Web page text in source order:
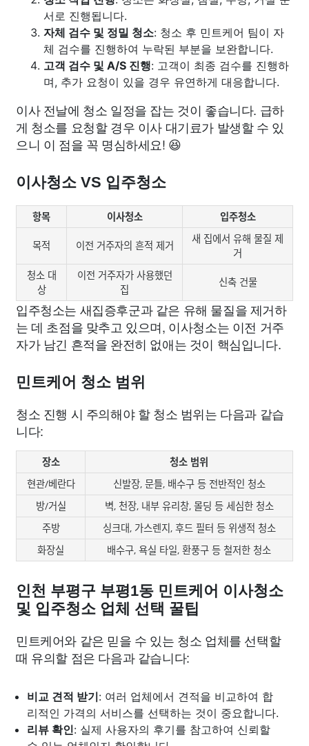
서로 진행됩니다.
자체 검수 및 정밀 청소: 청소 후 민트케어 팀이 자
체 검수를 진행하여 누락된 부분을 보완합니다.
고객 검수 및 A/S 진행: 고객이 최종 검수를 진행하
며, 추가 요청이 있을 경우 유연하게 대응합니다.
이사 전날에 청소 일정을 잡는 것이 좋습니다. 급하
게 청소를 요청할 경우 이사 대기료가 발생할 수 있
으니 이 점을 꼭 명심하세요! 😆
이사청소 VS 입주청소
항목 이사청소 입주청소
목적 이전 거주자의 흔적 제거
새 집에서 유해 물질 제
거
청소 대
상
이전 거주자가 사용했던
집
신축 건물
입주청소는 새집증후군과 같은 유해 물질을 제거하
는 데 초점을 맞추고 있으며, 이사청소는 이전 거주
자가 남긴 흔적을 완전히 없애는 것이 핵심입니다.
민트케어 청소 범위
청소 진행 시 주의해야 할 청소 범위는 다음과 같습
니다:
장소
청소 범위
현관/베란다
신발장, 문틀, 배수구 등 전반적인 청소
방/거실
벽, 천장, 내부 유리창, 몰딩 등 세심한 청소
주방
싱크대, 가스렌지, 후드 필터 등 위생적 청소
화장실
배수구, 욕실 타일, 환풍구 등 철저한 청소
인천 부평구 부평1동 민트케어 이사청소
및 입주청소 업체 선택 꿀팁
민트케어와 같은 믿을 수 있는 청소 업체를 선택할
때 유의할 점은 다음과 같습니다:
비교 견적 받기: 여러 업체에서 견적을 비교하여 합
리적인 가격의 서비스를 선택하는 것이 중요합니다.
리뷰 확인: 실제 사용자의 후기를 참고하여 신뢰할